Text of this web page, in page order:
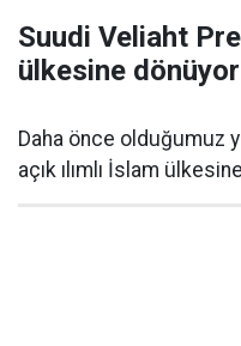
Suudi Veliaht
ülkesine
Daha önce olduğumuz
açık ılımlı İslam